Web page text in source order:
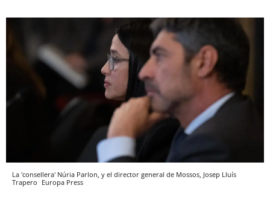
La 'consellera' Núria Parlon, y el director general de Mossos, Josep Lluís
Trapero Europa Press